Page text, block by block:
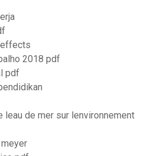
2018 pdf
pdf
leau de mer sur lenvironnement